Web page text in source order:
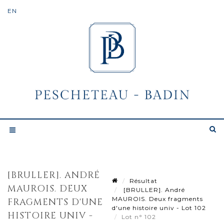
[BRULLER]. ANDRÉ
MAUROIS. DEUX
FRAGMENTS D'UNE
HISTOIRE UNIV -
Résultat
[BRULLER]. André
MAUROIS. Deux fragments
d'une histoire univ - Lot 102
Lot n° 102